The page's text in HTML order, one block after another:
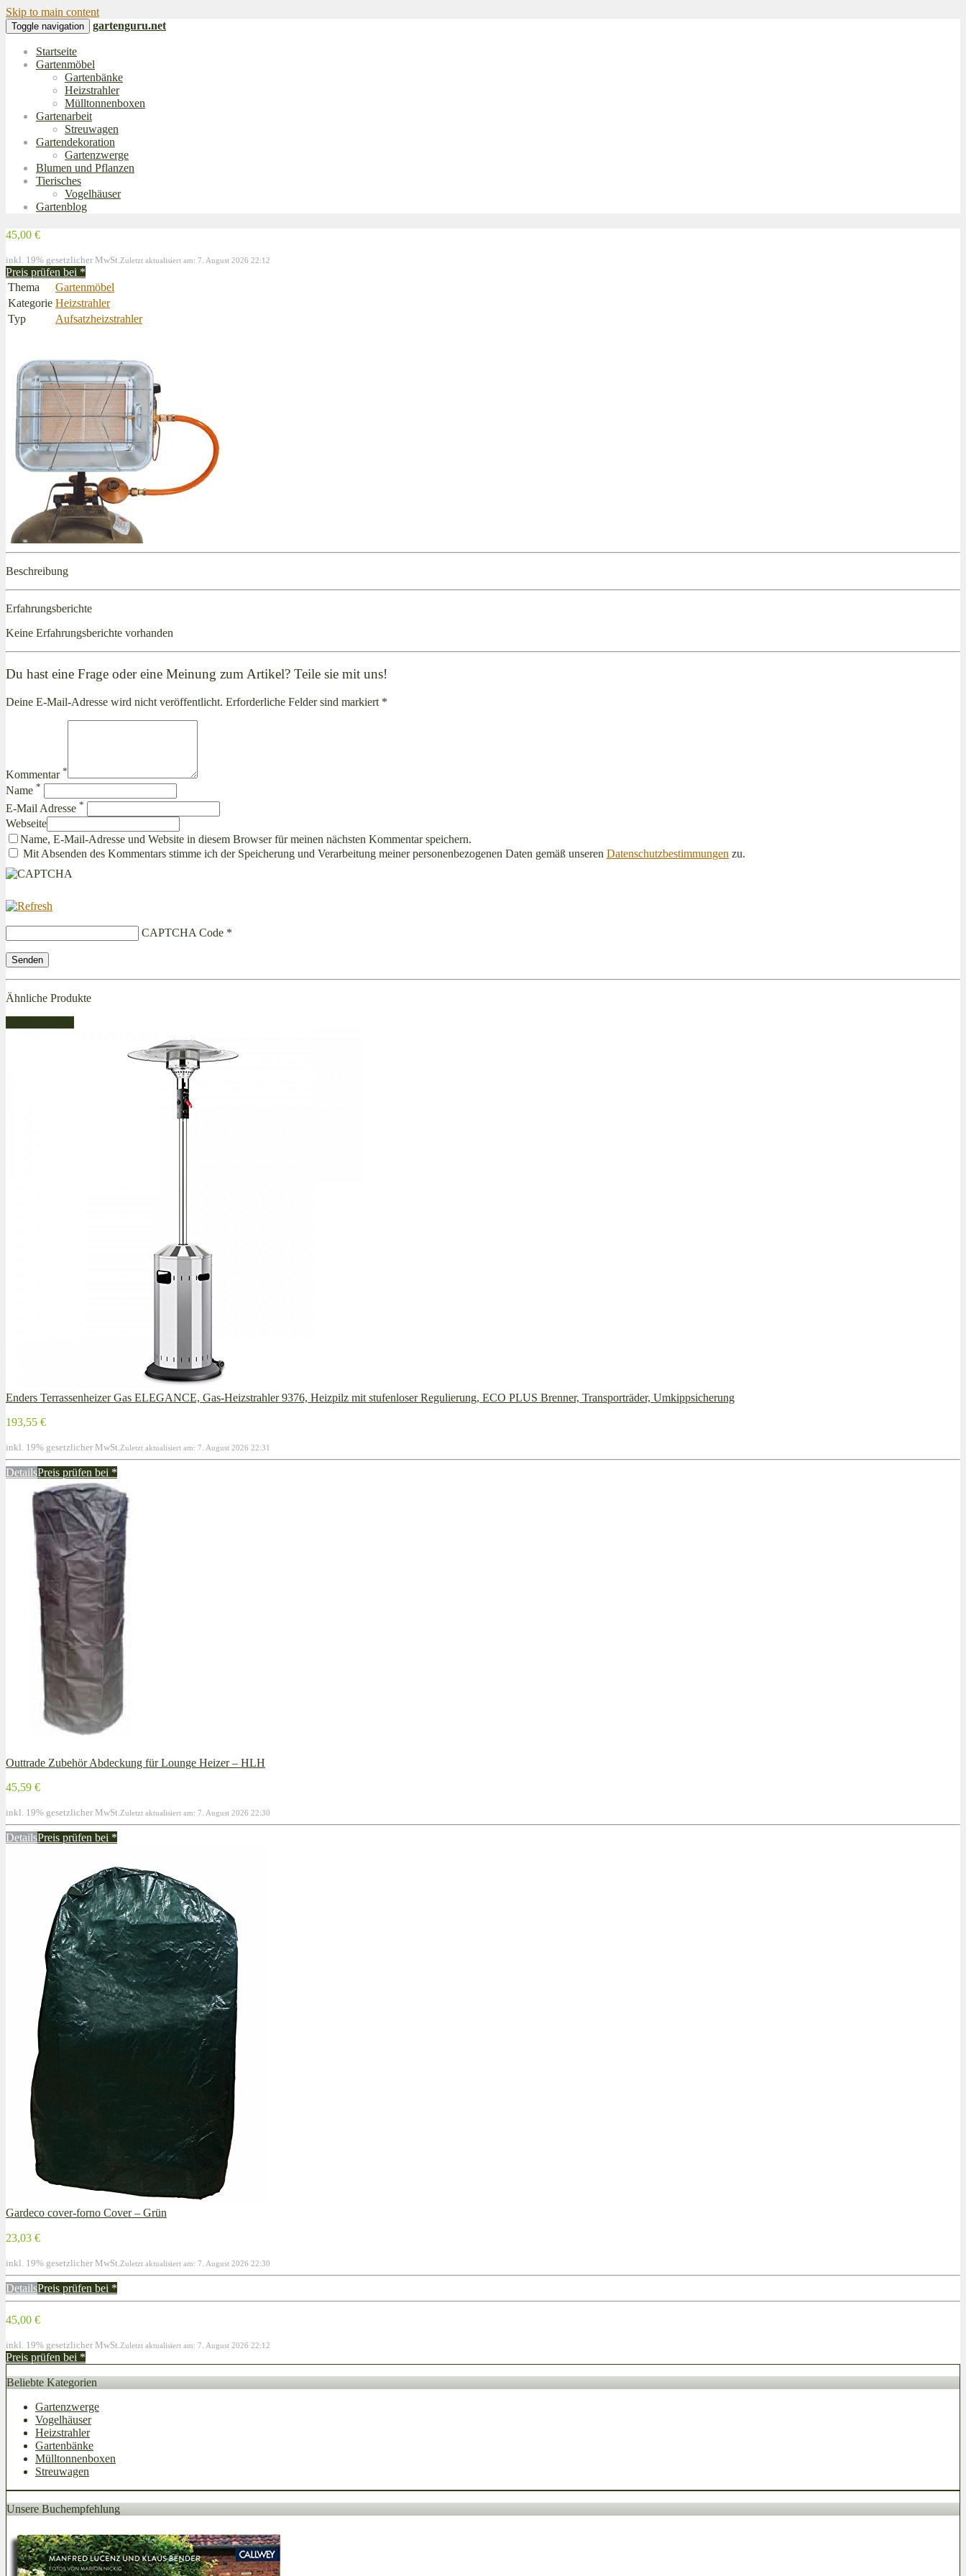
Skip to main content
Toggle navigation gartenguru.net
Startseite
Gartenmöbel
Gartenbänke
Heizstrahler
Mülltonnenboxen
Gartenarbeit
Streuwagen
Gartendekoration
Gartenzwerge
Blumen und Pflanzen
Tierisches
Vogelhäuser
Gartenblog
45,00 €
inkl. 19% gesetzlicher MwSt.Zuletzt aktualisiert am: 7. August 2026 22:12
Preis prüfen bei *
Thema
Gartenmöbel
Kategorie Heizstrahler
Typ
Aufsatzheizstrahler
Beschreibung
Erfahrungsberichte
Keine Erfahrungsberichte vorhanden
Du hast eine Frage oder eine Meinung zum Artikel? Teile sie mit uns!
Deine E-Mail-Adresse wird nicht veröffentlicht. Erforderliche Felder sind markiert *
Kommentar *
Name *
E-Mail Adresse *
Webseite
Name, E-Mail-Adresse und Website in diesem Browser für meinen nächsten Kommentar speichern.
Mit Absenden des Kommentars stimme ich der Speicherung und Verarbeitung meiner personenbezogenen Daten gemäß unseren Datenschutzbestimmungen zu.
CAPTCHA Code *
Ähnliche Produkte
Enders Terrassenheizer Gas ELEGANCE, Gas-Heizstrahler 9376, Heizpilz mit stufenloser Regulierung, ECO PLUS Brenner, Transporträder, Umkippsicherung
193,55 €
inkl. 19% gesetzlicher MwSt. Zuletzt aktualisiert am: 7. August 2026 22:31
DetailsPreis prüfen bei *
Outtrade Zubehör Abdeckung für Lounge Heizer – HLH
45,59 €
inkl. 19% gesetzlicher MwSt. Zuletzt aktualisiert am: 7. August 2026 22:30
DetailsPreis prüfen bei *
Gardeco cover-forno Cover – Grün
23,03 €
inkl. 19% gesetzlicher MwSt. Zuletzt aktualisiert am: 7. August 2026 22:30
DetailsPreis prüfen bei *
45,00 €
inkl. 19% gesetzlicher MwSt. Zuletzt aktualisiert am: 7. August 2026 22:12
Preis prüfen bei *
Beliebte Kategorien
Gartenzwerge
Vogelhäuser
Heizstrahler
Gartenbänke
Mülltonnenboxen
Streuwagen
Unsere Buchempfehlung